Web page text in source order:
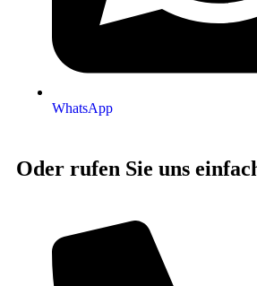
WhatsApp
Oder rufen Sie uns